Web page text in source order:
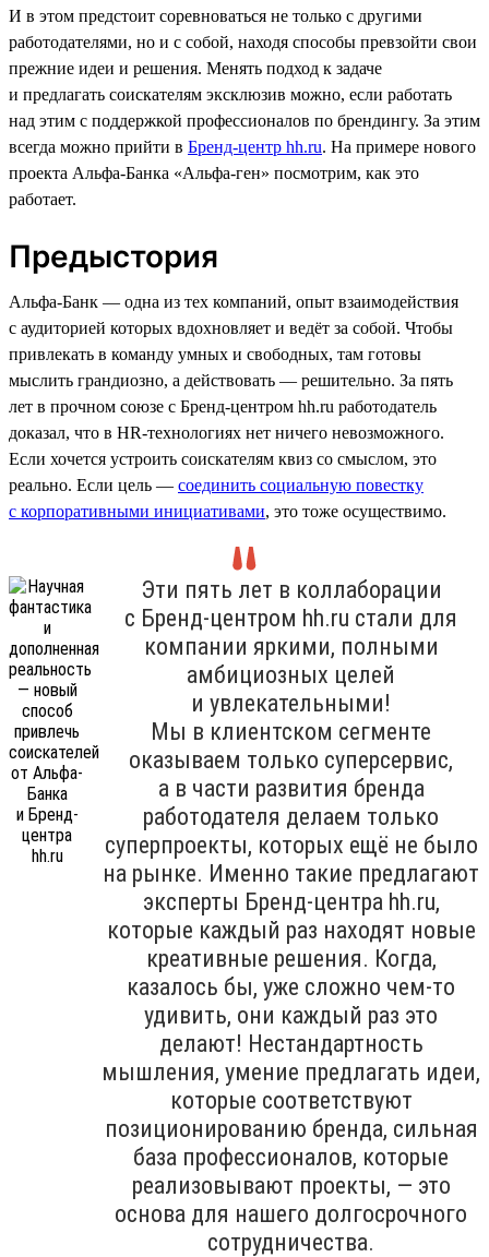
И в этом предстоит соревноваться не только с другими
работодателями, но и с собой, находя способы превзойти свои
прежние идеи и решения. Менять подход к задаче
и предлагать соискателям эксклюзив можно, если работать
над этим с поддержкой профессионалов по брендингу. За этим
всегда можно прийти в Бренд-центр hh.ru. На примере нового
проекта Альфа-Банка «Альфа-ген» посмотрим, как это
работает.
Предыстория
Альфа-Банк — одна из тех компаний, опыт взаимодействия
с аудиторией которых вдохновляет и ведёт за собой. Чтобы
привлекать в команду умных и свободных, там готовы
мыслить грандиозно, а действовать — решительно. За пять
лет в прочном союзе с Бренд-центром hh.ru работодатель
доказал, что в HR-технологиях нет ничего невозможного.
Если хочется устроить соискателям квиз со смыслом, это
реально. Если цель — соединить социальную повестку
с корпоративными инициативами, это тоже осуществимо.
Эти пять лет в коллаборации
с Бренд-центром hh.ru стали для
компании яркими, полными
амбициозных целей
и увлекательными!
Мы в клиентском сегменте
оказываем только суперсервис,
а в части развития бренда
работодателя делаем только
суперпроекты, которых ещё не было
на рынке. Именно такие предлагают
эксперты Бренд-центра hh.ru,
которые каждый раз находят новые
креативные решения. Когда,
казалось бы, уже сложно чем-то
удивить, они каждый раз это
делают! Нестандартность
мышления, умение предлагать идеи,
которые соответствуют
позиционированию бренда, сильная
база профессионалов, которые
реализовывают проекты, — это
основа для нашего долгосрочного
сотрудничества.